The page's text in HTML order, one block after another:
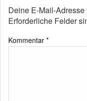
Deine E-Mail-
Erforderliche Felder
Kommentar *